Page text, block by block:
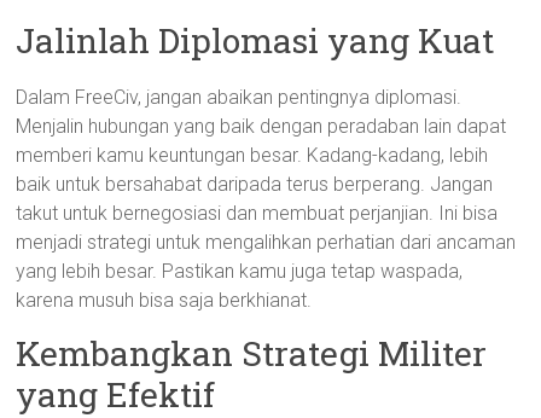
Jalinlah Diplomasi yang Kuat
Dalam FreeCiv, jangan abaikan pentingnya diplomasi.
Menjalin hubungan yang baik dengan peradaban lain dapat
memberi kamu keuntungan besar. Kadang-kadang, lebih
baik untuk bersahabat daripada terus berperang. Jangan
takut untuk bernegosiasi dan membuat perjanjian. Ini bisa
menjadi strategi untuk mengalihkan perhatian dari ancaman
yang lebih besar. Pastikan kamu juga tetap waspada,
karena musuh bisa saja berkhianat.
Kembangkan Strategi Militer
yang Efektif